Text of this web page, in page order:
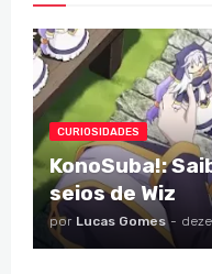
CURIOSIDADES
KonoSuba!:
seios de Wiz
por Lucas Gomes -